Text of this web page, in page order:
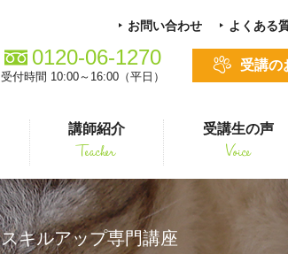
スキルアッ
講師紹介
Teacher
受講生の声
Voice
受講の
お問い合わせ よくある
0120-06-1270
受付時間 10:00～16:00（平日）
スキルアップ専門講座